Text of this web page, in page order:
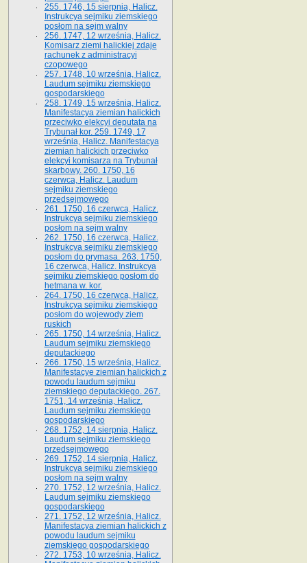
255. 1746, 15 sierpnia, Halicz.
Instrukcya sejmiku ziemskiego
posłom na sejm walny
256. 1747, 12 września, Halicz.
Komisarz ziemi halickiej zdaje
rachunek z administracyi
czopowego
257. 1748, 10 września, Halicz.
Laudum sejmiku ziemskiego
gospodarskiego
258. 1749, 15 września, Halicz.
Manifestacya ziemian halickich
przeciwko elekcyi deputata na
Trybunał kor. 259. 1749, 17
września, Halicz. Manifestacya
ziemian halickich przeciwko
elekcyi komisarza na Trybunał
skarbowy. 260. 1750, 16
czerwca, Halicz. Laudum
sejmiku ziemskiego
przedsejmowego
261. 1750, 16 czerwca, Halicz.
Instrukcya sejmiku ziemskiego
posłom na sejm walny
262. 1750, 16 czerwca, Halicz.
Instrukcya sejmiku ziemskiego
posłom do prymasa. 263. 1750,
16 czerwca, Halicz. Instrukcya
sejmiku ziemskiego posłom do
hetmana w. kor.
264. 1750, 16 czerwca, Halicz.
Instrukcya sejmiku ziemskiego
posłom do wojewody ziem
ruskich
265. 1750, 14 września, Halicz.
Laudum sejmiku ziemskiego
deputackiego
266. 1750, 15 września, Halicz.
Manifestacye ziemian halickich z
powodu laudum sejmiku
ziemskiego deputackiego. 267.
1751, 14 września, Halicz.
Laudum sejmiku ziemskiego
gospodarskiego
268. 1752, 14 sierpnia, Halicz.
Laudum sejmiku ziemskiego
przedsejmowego
269. 1752, 14 sierpnia, Halicz.
Instrukcya sejmiku ziemskiego
posłom na sejm walny
270. 1752, 12 września, Halicz.
Laudum sejmiku ziemskiego
gospodarskiego
271. 1752, 12 września, Halicz.
Manifestacya ziemian halickich z
powodu laudum sejmiku
ziemskiego gospodarskiego
272. 1753, 10 września, Halicz.